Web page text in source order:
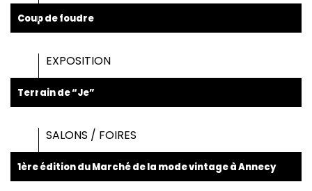
Coup de foudre
EXPOSITION
Terrain de “Je”
SALONS / FOIRES
1ère édition du Marché de la mode vintage à Annecy